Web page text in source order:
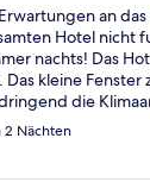
an
Hotel nicht
nachts! Das
Das kleine
die
hier nicht
Preis ganz
2 Nächten